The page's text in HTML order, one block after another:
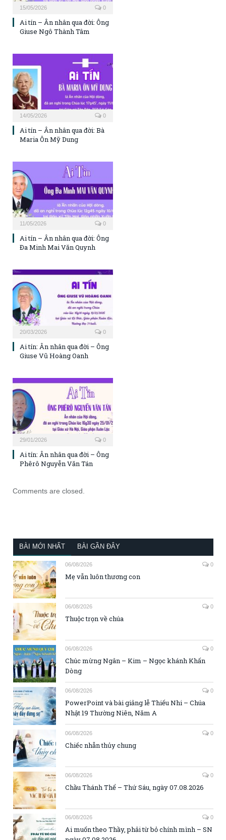
15/05/2026 0
Ai tín – Ân nhân qua đời: Ông
Giuse Ngô Thành Tâm
14/05/2026 0
Ai tín – Ân nhân qua đời: Bà
Maria Ôn Mỹ Dung
11/05/2026 0
Ai tín – Ân nhân qua đời: Ông
Đa Minh Mai Văn Quynh
20/03/2026 0
Ai tín: Ân nhân qua đời – Ông
Giuse Vũ Hoàng Oanh
29/01/2026 0
Ai tín: Ân nhân qua đời – Ông
Phêrô Nguyễn Văn Tán
Comments are closed.
BÀI MỚI NHẤT BÀI GẦN ĐÂY
06/08/2026 0
Mẹ vẫn luôn thương con
06/08/2026 0
Thuộc trọn về chúa
06/08/2026 0
Chúc mừng Ngân – Kim – Ngọc khánh Khấn
Dòng
06/08/2026 0
PowerPoint và bài giảng lễ Thiếu Nhi – Chúa
Nhật 19 Thường Niên, Năm A
06/08/2026 0
Chiếc nhẫn thủy chung
06/08/2026 0
Chầu Thánh Thể – Thứ Sáu, ngày 07.08.2026
06/08/2026 0
Ai muốn theo Thầy, phải từ bỏ chính mình – SN